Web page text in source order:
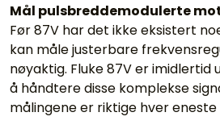
Mål pulsbreddemodulerte
Før 87V har det ikke eksistert
kan måle justerbare
nøyaktig. Fluke 87V er
å håndtere disse komplekse
målingene er riktige hver eneste